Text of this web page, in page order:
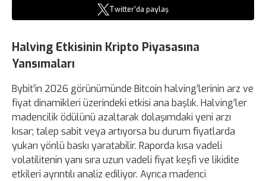
Twitter'da paylaş
Halving Etkisinin Kripto Piyasasına
Yansımaları
Bybit’in 2026 görünümünde Bitcoin halving’lerinin arz ve
fiyat dinamikleri üzerindeki etkisi ana başlık. Halving’ler
madencilik ödülünü azaltarak dolaşımdaki yeni arzı
kısar; talep sabit veya artıyorsa bu durum fiyatlarda
yukarı yönlü baskı yaratabilir. Raporda kısa vadeli
volatilitenin yanı sıra uzun vadeli fiyat keşfi ve likidite
etkileri ayrıntılı analiz ediliyor. Ayrıca madenci